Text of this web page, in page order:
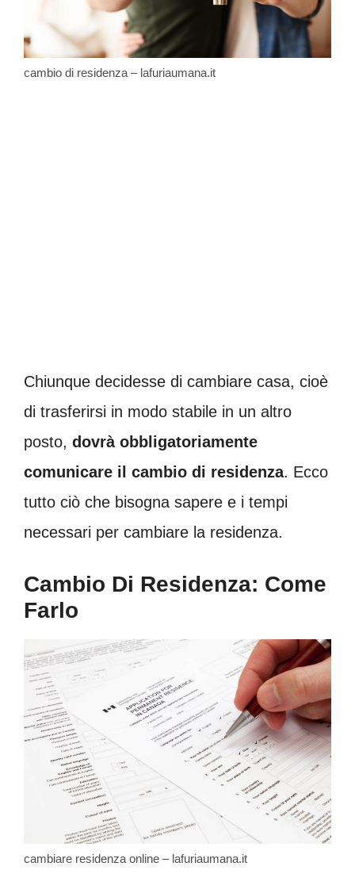
cambio di residenza – lafuriaumana.it
Chiunque decidesse di cambiare casa, cioè
di trasferirsi in modo stabile in un altro
posto, dovrà obbligatoriamente
comunicare il cambio di residenza. Ecco
tutto ciò che bisogna sapere e i tempi
necessari per cambiare la residenza.
Cambio Di Residenza: Come
Farlo
cambiare residenza online – lafuriaumana.it